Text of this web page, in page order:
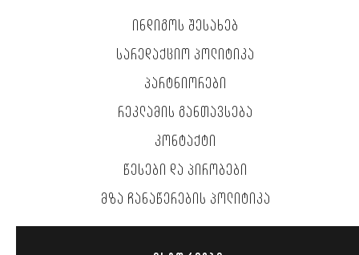
ᲘᲜᲓᲘᲒᲝᲡ ᲨᲔᲡᲐᲮᲔᲑ
ᲡᲐᲠᲔᲓᲐᲥᲪᲘᲝ ᲞᲝᲚᲘᲢᲘᲙᲐ
ᲞᲐᲠᲢᲜᲘᲝᲠᲔᲑᲘ
ᲠᲔᲙᲚᲐᲛᲘᲡ ᲒᲐᲜᲗᲐᲕᲡᲔᲑᲐ
ᲙᲝᲜᲢᲐᲥᲢᲘ
ᲬᲔᲡᲔᲑᲘ ᲓᲐ ᲞᲘᲠᲝᲑᲔᲑᲘ
ᲛᲖᲐ ᲩᲐᲜᲐᲬᲔᲠᲔᲑᲘᲡ ᲞᲝᲚᲘᲢᲘᲙᲐ